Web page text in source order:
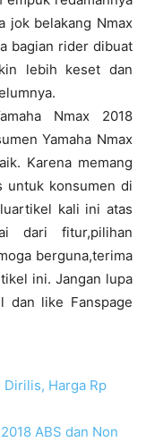
jok belakang Nmax
bagian rider dibuat
lebih keset dan
Nmax 2018
Yamaha Nmax
Karena memang
untuk konsumen di
kali ini atas
dari fitur,pilihan
berguna,terima
ini. Jangan lupa
dan like Fanspage
Dirilis, Harga Rp
ABS dan Non